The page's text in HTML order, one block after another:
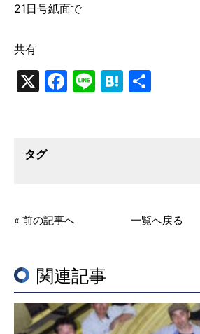
21日号紙面で
共有
X Facebook
LineHatena
タグ
« 前の記事へ 一覧へ戻る
関連記事